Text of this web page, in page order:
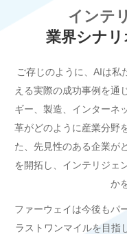
インテ
業界シナ
ご存じのように、AIは私
える実際の成功事例を通
ギー、製造、インターネ
革がどのように産業分野
た、先見性のある企業が
を開拓し、インテリジェ
か
ファーウェイは今後もパ
ラストワンマイルを目指